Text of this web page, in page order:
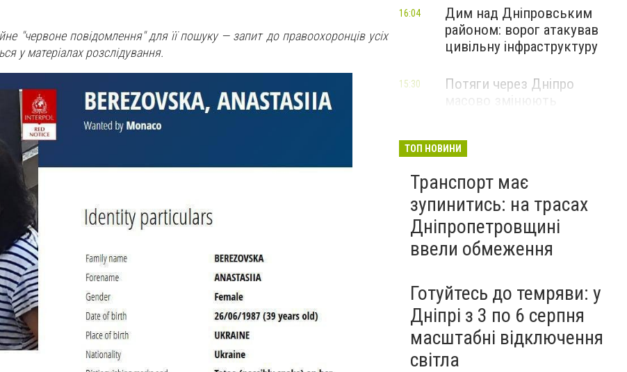
"червоне повідомлення" для її пошуку — запит до правоохоронців усіх
у матеріалах розслідування.
Дим над Дніпровським
районом: ворог атакував
цивільну інфраструктуру
16:04
Потяги через Дніпро
15:30
ТОП НОВИНИ
Транспорт має
зупинитись: на трасах
Дніпропетровщині
ввели обмеження
Готуйтесь до темряви: у
Дніпрі з 3 по 6 серпня
масштабні відключення
світла